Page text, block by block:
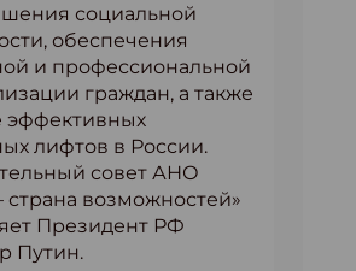
социальной
обеспечения
и профессиональной
граждан, а также
эффективных
лифтов в России.
совет АНО
страна возможностей»
Президент РФ
Путин.